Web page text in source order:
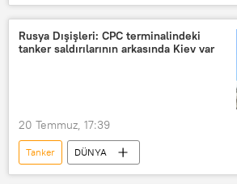
ABD-İSRAİL SALDIRILARI: İRAN VE KÖRFEZ KRİZİ
Ortadoğu
Hürmüz Boğazı
petrol tankeri
Mayın
İran
Rusya Dışişleri: CPC terminalindeki
tanker saldırılarının arkasında Kiev var
20 Temmuz, 17:39
Tanker
DÜNYA
Rusya Dışişleri Bakanlığı
Hazar